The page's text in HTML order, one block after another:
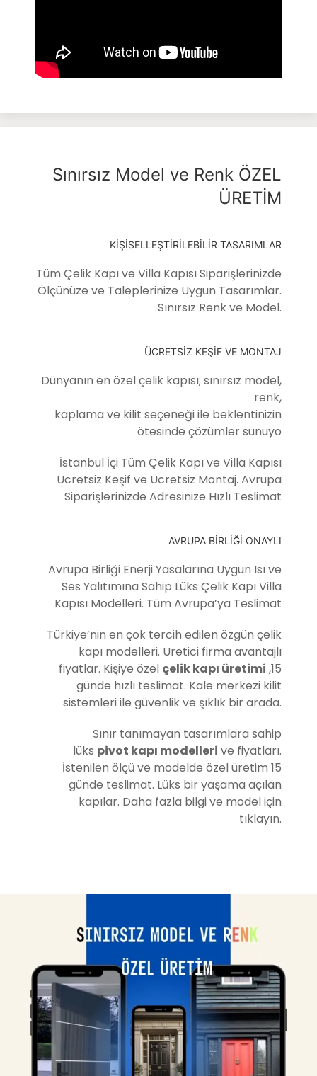
Sınırsız Model ve Renk ÖZEL
ÜRETİM
KİŞİSELLEŞTİRİLEBİLİR TASARIMLAR
Tüm Çelik Kapı ve Villa Kapısı Siparişlerinizde
Ölçünüze ve Taleplerinize Uygun Tasarımlar.
Sınırsız Renk ve Model.
ÜCRETSİZ KEŞİF VE MONTAJ
Dünyanın en özel çelik kapısı; sınırsız model,
renk,
kaplama ve kilit seçeneği ile beklentinizin
ötesinde çözümler sunuyo
İstanbul İçi Tüm Çelik Kapı ve Villa Kapısı
Ücretsiz Keşif ve Ücretsiz Montaj. Avrupa
Siparişlerinizde Adresinize Hızlı Teslimat
AVRUPA BİRLİĞİ ONAYLI
Avrupa Birliği Enerji Yasalarına Uygun Isı ve
Ses Yalıtımına Sahip Lüks Çelik Kapı Villa
Kapısı Modelleri. Tüm Avrupa’ya Teslimat
Türkiye’nin en çok tercih edilen özgün çelik
kapı modelleri. Üretici firma avantajlı
fiyatlar. Kişiye özel çelik kapı üretimi ,15
günde hızlı teslimat. Kale merkezi kilit
sistemleri ile güvenlik ve şıklık bir arada.
Sınır tanımayan tasarımlara sahip
lüks pivot kapı modelleri ve fiyatları.
İstenilen ölçü ve modelde özel üretim 15
günde teslimat. Lüks bir yaşama açılan
kapılar. Daha fazla bilgi ve model için
tıklayın.